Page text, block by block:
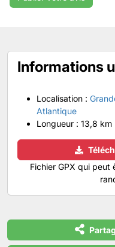
Informations
Localisation :
Atlantique
Longueur : 13,8 km
Fichier GPX qui peut